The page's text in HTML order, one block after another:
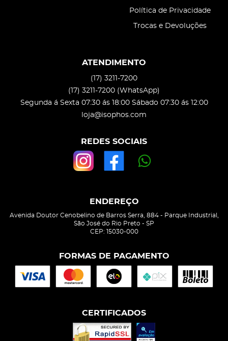
Política de Privacidade
Trocas e Devoluções
ATENDIMENTO
(17) 3211-7200
(17) 3211-7200 (WhatsApp)
Segunda á Sexta 07:30 ás 18:00 Sábado 07:30 ás 12:00
loja@isophos.com
REDES SOCIAIS
ENDEREÇO
Avenida Doutor Cenobelino de Barros Serra, 884- Parque Industrial,
São José do Rio Preto - SP
CEP: 15030-000
FORMAS DE PAGAMENTO
CERTIFICADOS